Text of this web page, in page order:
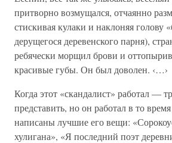
притворно возмущался, отчаянно
стискивая кулаки и наклоняя голову
дерущегося деревенского парня),
ребячески морщил брови и
красивые губы. Он был доволен. ‹…›
Когда этот «скандалист» работал —
представить, но он работал в то
написаны лучшие его вещи:
хулигана», «Я последний поэт